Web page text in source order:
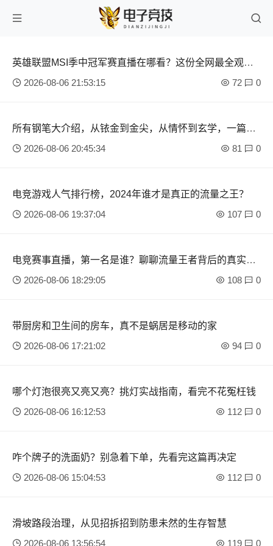
英雄联盟MSI季中冠军赛直播在哪看？这份全网最全观赛
指南请收好
2026-08-06 21:53:15 72 0
所有钢笔大介绍，从铱金到金尖，从情怀到玄学，一篇聊
透 2026-08-06 20:45:34 81 0
电竞游戏人气排行榜，2024年谁才是真正的流量之王？
2026-08-06 19:37:04
107 0
电竞赛事直播，第一名是谁？聊聊流量王者背后的真实较
量 2026-08-06 18:29:05 108 0
带厨房和卫生间的房车，真不是蜗居是移动的家
2026-08-06 17:21:02
94 0
哪个灯泡很亮又亮又亮？挑灯实战指南，看完不花冤枉钱
2026-08-06 16:12:53
112 0
咋个牌子的洗面奶？别急着下单，先看完这篇再决定
2026-08-06 15:04:53
112 0
滑坡路段治理，从见招拆招到防患未然的生存智慧
2026-08-06 13:56:54
119 0